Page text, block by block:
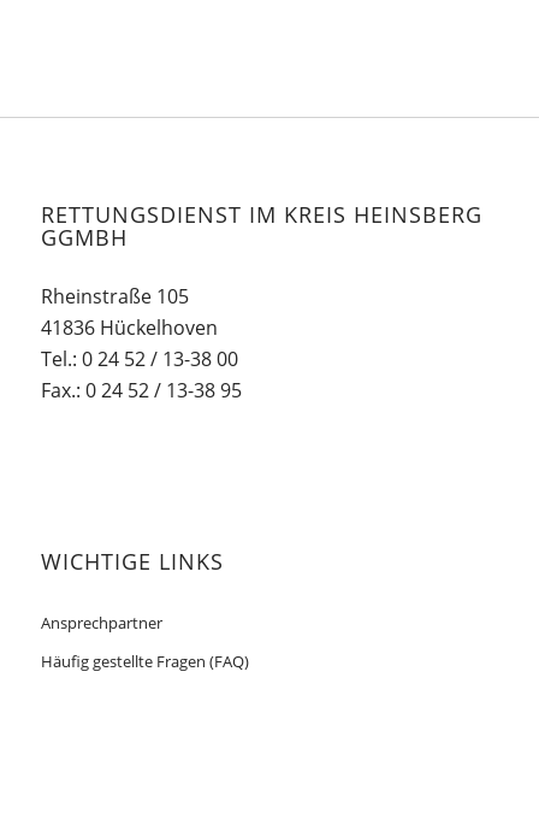
RETTUNGSDIENST IM KREIS HEINSBERG
GGMBH
Rheinstraße 105
41836 Hückelhoven
Tel.: 0 24 52 / 13-38 00
Fax.: 0 24 52 / 13-38 95
WICHTIGE LINKS
Ansprechpartner
Häufig gestellte Fragen (FAQ)